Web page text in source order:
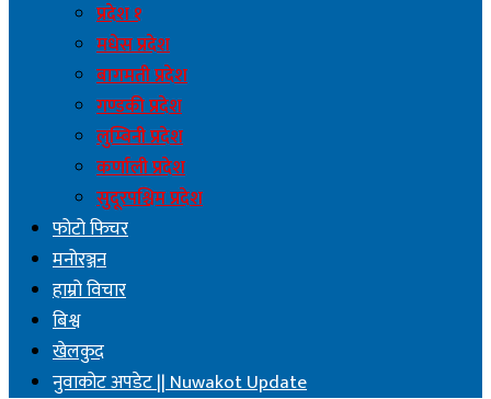
प्रदेश १
मधेस प्रदेश
बागमती प्रदेश
गण्डकी प्रदेश
लुम्बिनी प्रदेश
कर्णाली प्रदेश
सुदूरपश्चिम प्रदेश
फोटो फिचर
मनोरञ्जन
हाम्रो विचार
बिश्व
खेलकुद
नुवाकोट अपडेट || Nuwakot Update